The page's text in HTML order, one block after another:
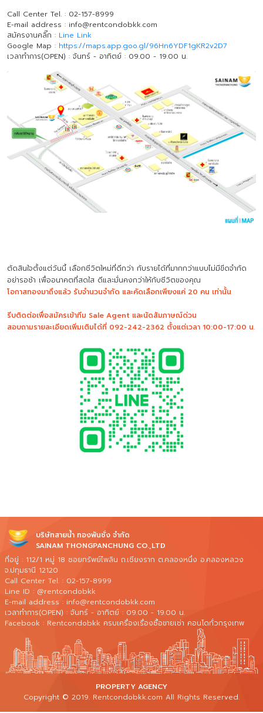
Call Center Tel. : 02-157-8999
E-mail address : info@rentcondobkk.com
สมัครงานคลิ๊ก : Line Link
Google Map : https://maps.app.goo.gl/96Hn6YDF1gKR2v2D7
เวลาทำการ(OPEN) : จันทร์ - อาทิตย์ : 09.00 - 19.00 น.
ตัดสินใจตั้งแต่วันนี้ เลือกชีวิตใหม่ที่ดีกว่า กับรายได้ที่มากกว่าแบบไม่มีขีดจำกัด
อย่ารอช้า เพื่ออนาคตที่สดใส ดีและมั่นคงกว่าให้กับชีวิตของคุณ
โอกาสทองมาถึงแล้ว รับจำนวนจำกัด และคัดเลือกเพียงแค่ 20 คน เท่านั้น
รีบติดต่อเพื่อสมัครเข้าทีม Sale Agent และนัดสัมภาษณ์ด่วน
สอบถามรายละเอียดเพิ่มเติมได้ที่ 092-242-2362 ตั้งแต่เวลา 10:00-17:00 น.
บริษัทสายน้ำ ทองพันชั่ง จำกัด
SAINAM THONGPANCHUNG CO.,LTD
ที่อยู่ : 112/1 หมู่ 18 ซอยทรัพย์ไพลิน ถ.เชียงราก ต.คลองหนึ่ง อ.คลองหลวง
จ.ปทุมธานี 12120
Call Center Tel. : 02-157-8999
Line ID : @rentcondobkk
E-mail address : info@rentcondobkk.com
เวลาทำการ(OPEN) : จันทร์ - อาทิตย์ : 09.00 - 19.00 น.
Facebook : Rentcondobkk ครบเครื่องเรื่องซื้อขายเช่า คอนโดทั่วกรุงเทพ
PROPERTY AGENCY
Copyright © 2019. Rentcondobkk.com All Rights Reserved.